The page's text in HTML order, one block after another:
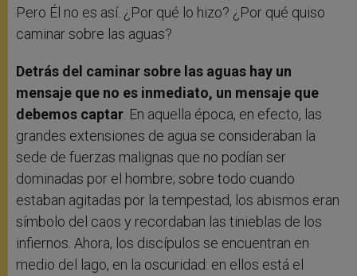
Pero Él no es así. ¿Por qué lo hizo? ¿Por qué quiso
caminar sobre las aguas?
Detrás del caminar sobre las aguas hay un
mensaje que no es inmediato, un mensaje que
debemos captar . En aquella época, en efecto, las
grandes extensiones de agua se consideraban la
sede de fuerzas malignas que no podían ser
dominadas por el hombre; sobre todo cuando
estaban agitadas por la tempestad, los abismos eran
símbolo del caos y recordaban las tinieblas de los
infiernos. Ahora, los discípulos se encuentran en
medio del lago, en la oscuridad: en ellos está el